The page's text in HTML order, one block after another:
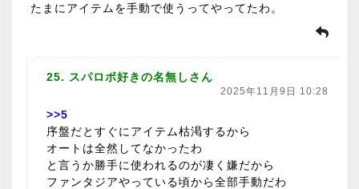
たまにアイテムを手動で使うってやってたわ。
25. スパロボ好きの名無しさん
2025年11月9日 10:28
>>5
序盤だとすぐにアイテム枯渇するから
オートは全然してなかったわ
と言うか勝手に使われるのが凄く嫌だから
ファンタジアやっている頃から全部手動だわ